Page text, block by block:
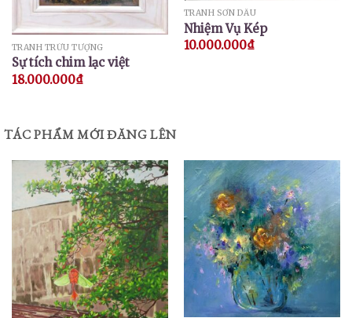
TRANH TRỪU TƯỢNG
Sự tích chim lạc việt
18.000.000₫
TRANH SƠN DẦU
Nhiệm Vụ Kép
10.000.000₫
TÁC PHẨM MỚI ĐĂNG LÊN